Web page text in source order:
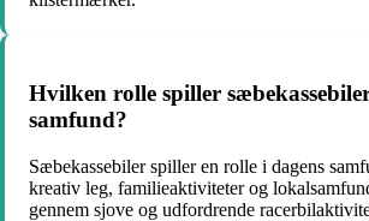
Hvilken rolle spiller
samfund?
Sæbekassebiler spiller en rolle i dagens
kreativ leg, familieaktiviteter og
gennem sjove og udfordrende